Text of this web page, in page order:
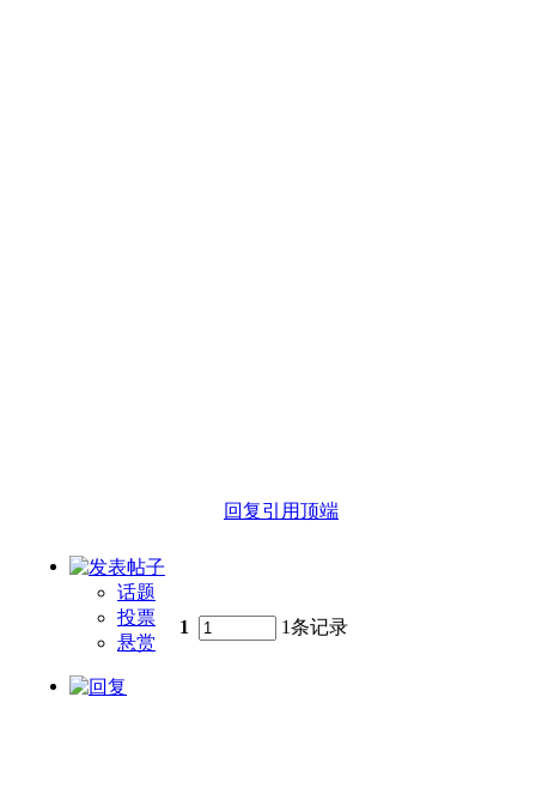
回复引用顶端
话题
投票
悬赏
1 1条记录